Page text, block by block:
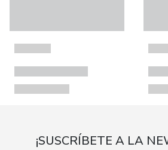
¡SUSCRÍBETE A LA